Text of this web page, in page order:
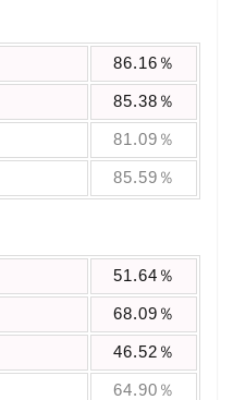
86.16％
85.38％
81.09％
85.59％
51.64％
68.09％
46.52％
64.90％